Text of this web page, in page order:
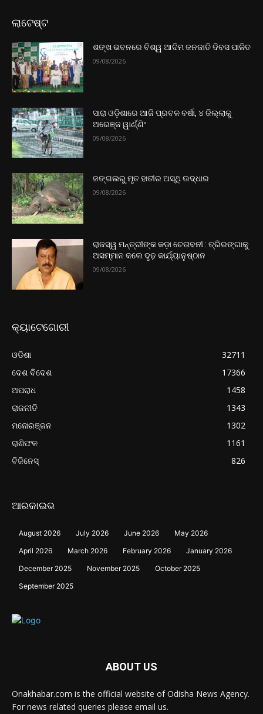
ଲାଟେଷ୍ଟ
ଶଙ୍ଖ ଭବନରେ ବିଶ୍ୱ ଆଦିମ ଜନଜାତି ଦିବସ ପାଳିତ
09/08/2026
ସାରା ଓଡ଼ିଶାରେ ଆଜି ପ୍ରବଳ ବର୍ଷା, ୪ ଜିଲ୍ଲାକୁ
ଅରେଞ୍ଜ ୱାର୍ଣ୍ଣିଂ
09/08/2026
ଜଙ୍ଗଲରୁ ମୃତ ହାତୀର ଅସ୍ଥି ଉଦ୍ଧାର
09/08/2026
ରାଜସ୍ୱ ମନ୍ତ୍ରୀଙ୍କ କଡ଼ା ଚେତାବନୀ : ତ୍ରିରଙ୍ଗାକୁ
ଅସମ୍ମାନ କଲେ ଦୃଢ଼ କାର୍ଯ୍ୟାନୁଷ୍ଠାନ
09/08/2026
କ୍ୟାଟେଗୋରୀ
ଓଡିଶା
32711
ଦେଶ ବିଦେଶ
17366
ଅପରାଧ
1458
ରାଜନୀତି
1343
ମନୋରଞ୍ଜନ
1302
ରାଶିଫଳ
1161
ବିଜିନେସ୍
826
ଆରକାଇଭ
August 2026 July 2026 June 2026
May 2026
April 2026
March 2026 February 2026
January 2026
December 2025
November 2025
October 2025
September 2025
ABOUT US
Onakhabar.com is the official website of Odisha News Agency.
For news related queries please email us.